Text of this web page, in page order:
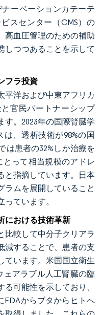
ナーベーションカテーテ
スセンター（CMS）の
高血圧管理のための補助
しつつあることを示して
フラ投資
平洋および中東アフリカ
と官民パートナーシップ
す。2023年の国際腎臓学
、透析技術が98%の国
は患者の32%しか治療を
とって相当規模のアドレ
と指摘しています。日本
ラムを展開していること
ています。
における技術革新
比較して中分子クリアラ
減することで、患者の支
ています。米国国立衛生
ェアラブル人工腎臓の臨
可能性を示しており、
FDAからブタからヒトへ